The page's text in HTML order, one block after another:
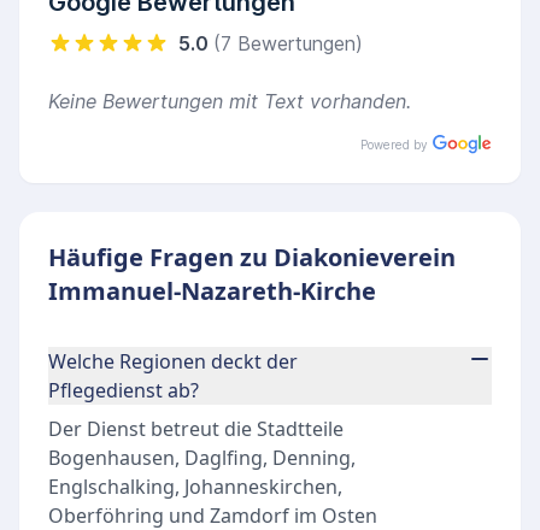
5.0 (7 Bewertungen)
Keine Bewertungen mit Text vorhanden.
Powered by
Häufige Fragen zu Diakonieverein
Immanuel-Nazareth-Kirche
Welche Regionen deckt der
Pflegedienst ab?
Der Dienst betreut die Stadtteile
Bogenhausen, Daglfing, Denning,
Englschalking, Johanneskirchen,
Oberföhring und Zamdorf im Osten